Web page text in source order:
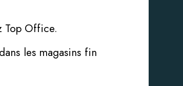
Top Office.
les magasins fin